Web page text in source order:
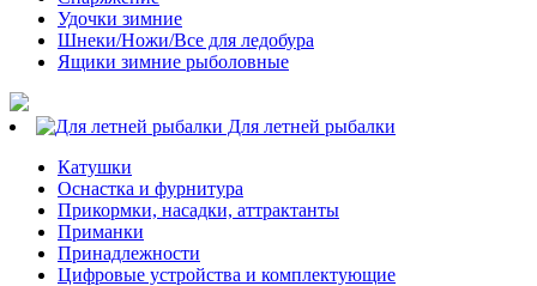
Удочки зимние
Шнеки/Ножи/Все для ледобура
Ящики зимние рыболовные
Для летней рыбалки
Катушки
Оснастка и фурнитура
Прикормки, насадки, аттрактанты
Приманки
Принадлежности
Цифровые устройства и комплектующие